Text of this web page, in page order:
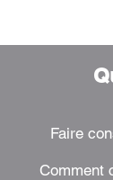
Faire
Comment